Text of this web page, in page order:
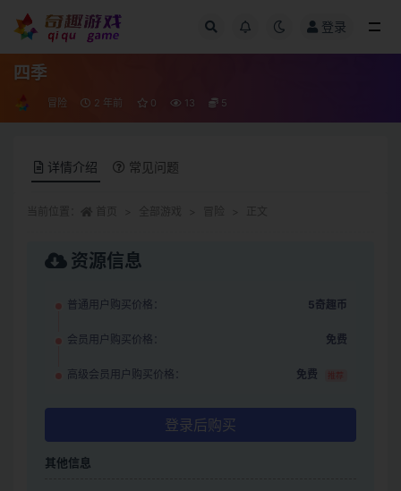
登录
四季
冒险 2 年前 0 13 5
详情介绍 常见问题
资源信息
普通用户购买价格： 5奇趣币
会员用户购买价格： 免费
高级会员用户购买价格： 免费 推荐
登录后购买
其他信息